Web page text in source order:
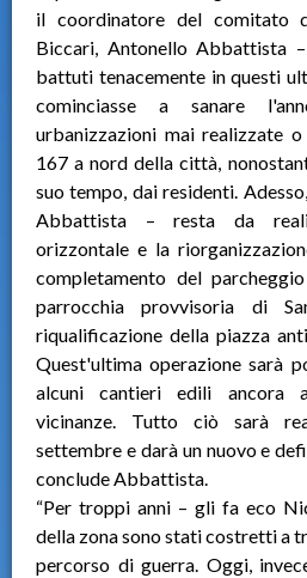
il coordinatore del comitato
Biccari, Antonello Abbattista
battuti tenacemente in questi
cominciasse a sanare
urbanizzazioni mai realizzate
167 a nord della città,
suo tempo, dai residenti.
Abbattista – resta da
orizzontale e la
completamento del
parrocchia provvisoria di
riqualificazione della piazza
Quest'ultima operazione sarà
alcuni cantieri edili ancora
vicinanze. Tutto ciò sarà
settembre e darà un nuovo e
conclude Abbattista.
“Per troppi anni – gli fa eco
della zona sono stati costretti a
percorso di guerra. Oggi,